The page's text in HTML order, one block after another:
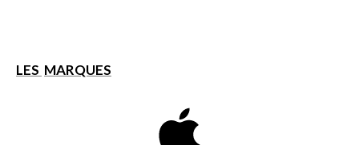
LES MARQUES